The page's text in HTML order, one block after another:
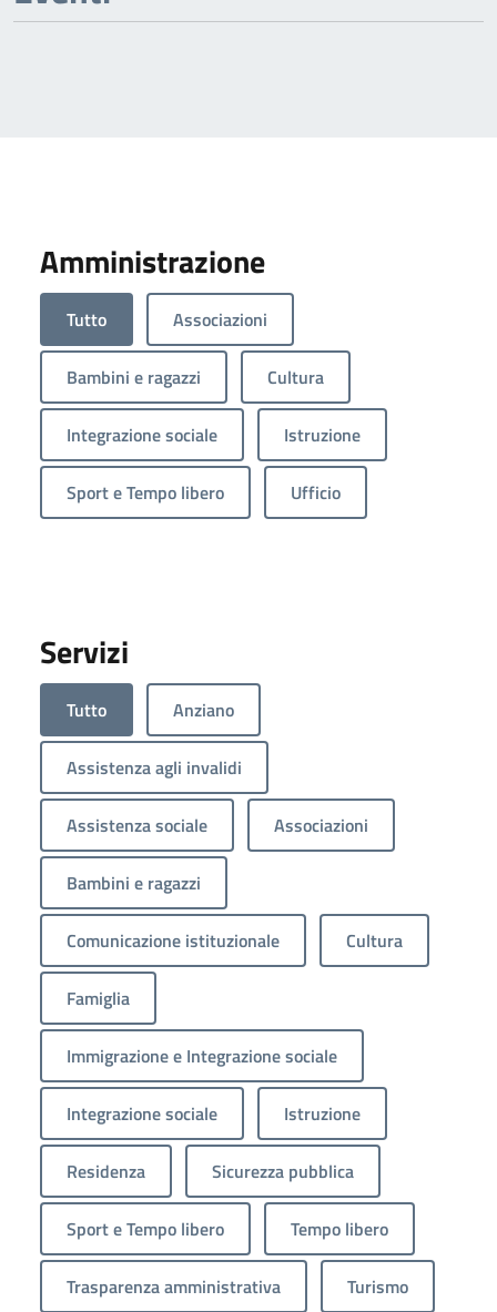
Amministrazione
Tutto Associazioni
Bambini e ragazzi Cultura
Integrazione sociale Istruzione
Sport e Tempo libero Ufficio
Servizi
Tutto Anziano
Assistenza agli invalidi
Assistenza sociale Associazioni
Bambini e ragazzi
Comunicazione istituzionale Cultura
Famiglia
Immigrazione e Integrazione sociale
Integrazione sociale Istruzione
Residenza Sicurezza pubblica
Sport e Tempo libero Tempo libero
Trasparenza amministrativa Turismo